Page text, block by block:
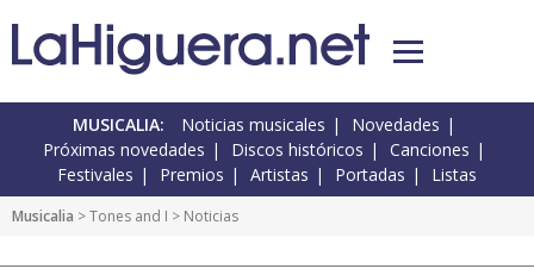
MUSICALIA: Noticias musicales
Novedades
Próximas novedades
Discos históricos
Canciones
Festivales
Premios Artistas Portadas Listas
Musicalia >Tones and I > Noticias